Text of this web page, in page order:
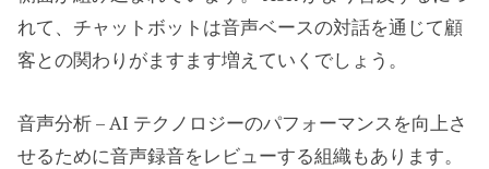
れて、チャットボットは音声ベースの対話を通じて顧
客との関わりがますます増えていくでしょう。
音声分析 – AI テクノロジーのパフォーマンスを向上さ
せるために音声録音をレビューする組織もあります。